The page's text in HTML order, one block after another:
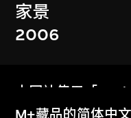
家景
2006
本网站使用「
体验。
M+藏品的简体中